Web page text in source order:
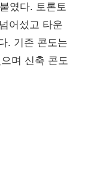
였다. 토론토
어섰고 타운
. 기존 콘도는
며 신축 콘도